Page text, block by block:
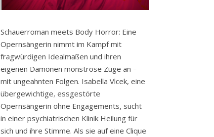
Schauerroman meets Body Horror: Eine
Opernsängerin nimmt im Kampf mit
fragwürdigen Idealmaßen und ihren
eigenen Dämonen monströse Züge an –
mit ungeahnten Folgen. Isabella Vlcek, eine
übergewichtige, essgestörte
Opernsängerin ohne Engagements, sucht
in einer psychiatrischen Klinik Heilung für
sich und ihre Stimme. Als sie auf eine Clique